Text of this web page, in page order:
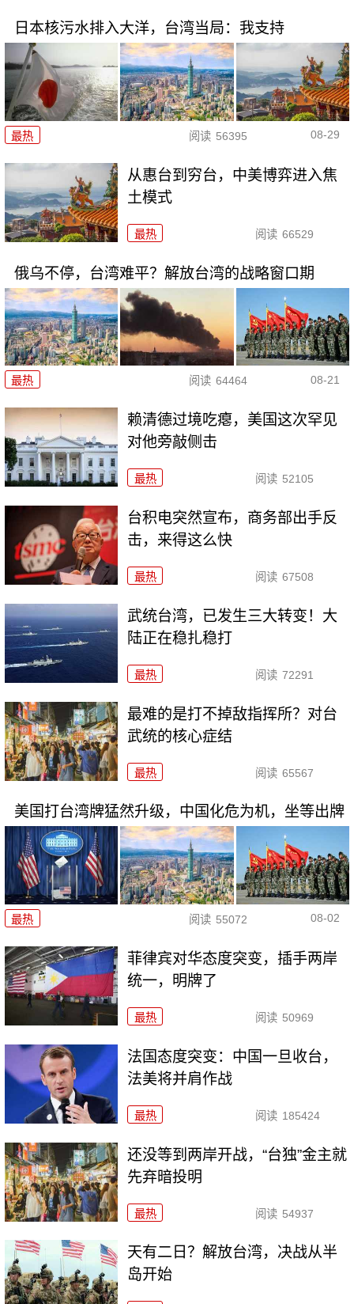
日本核污水排入大洋，台湾当局：我支持
最热 阅读 56395 08-29
从惠台到穷台，中美博弈进入焦
土模式
最热 阅读 66529
俄乌不停，台湾难平？解放台湾的战略窗口期
最热 阅读 64464 08-21
赖清德过境吃瘪，美国这次罕见
对他旁敲侧击
最热 阅读 52105
台积电突然宣布，商务部出手反
击，来得这么快
最热 阅读 67508
武统台湾，已发生三大转变！大
陆正在稳扎稳打
最热 阅读 72291
最难的是打不掉敌指挥所？对台
武统的核心症结
最热 阅读 65567
美国打台湾牌猛然升级，中国化危为机，坐等出牌
最热 阅读 55072 08-02
菲律宾对华态度突变，插手两岸
统一，明牌了
最热 阅读 50969
法国态度突变：中国一旦收台，
法美将并肩作战
最热 阅读 185424
还没等到两岸开战，“台独”金主就
先弃暗投明
最热 阅读 54937
天有二日？解放台湾，决战从半
岛开始